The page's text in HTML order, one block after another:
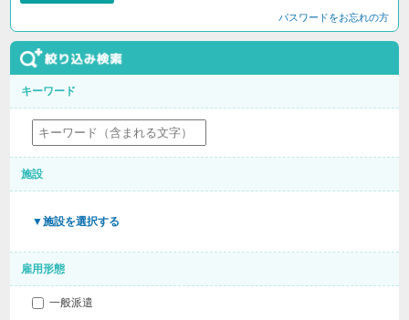
パスワードをお忘れの方
キーワード
施設
▼施設を選択する
雇用形態
一般派遣